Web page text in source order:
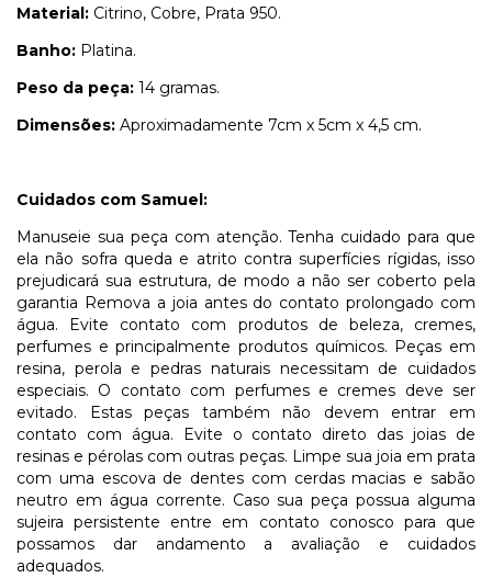
Material: Citrino, Cobre, Prata 950.
Banho: Platina.
Peso da peça: 14 gramas.
Dimensões: Aproximadamente 7cm x 5cm x 4,5 cm.
Cuidados com Samuel:
Manuseie sua peça com atenção. Tenha cuidado para que
ela não sofra queda e atrito contra superfícies rígidas, isso
prejudicará sua estrutura, de modo a não ser coberto pela
garantia Remova a joia antes do contato prolongado com
água. Evite contato com produtos de beleza, cremes,
perfumes e principalmente produtos químicos. Peças em
resina, perola e pedras naturais necessitam de cuidados
especiais. O contato com perfumes e cremes deve ser
evitado. Estas peças também não devem entrar em
contato com água. Evite o contato direto das joias de
resinas e pérolas com outras peças. Limpe sua joia em prata
com uma escova de dentes com cerdas macias e sabão
neutro em água corrente. Caso sua peça possua alguma
sujeira persistente entre em contato conosco para que
possamos dar andamento a avaliação e cuidados
adequados.